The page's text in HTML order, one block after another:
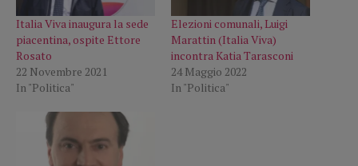
Italia Viva inaugura la sede
piacentina, ospite Ettore
Rosato
22 Novembre 2021
In "Politica"
Elezioni comunali, Luigi
Marattin (Italia Viva)
incontra Katia Tarasconi
24 Maggio 2022
In "Politica"